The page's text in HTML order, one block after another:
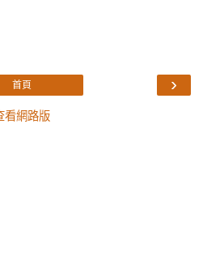
›
首頁
看網路版